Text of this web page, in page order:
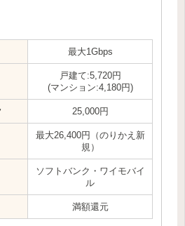
最大1Gbps
戸建て:5,720円
(マンション:4,180円)
25,000円
最大26,400円（のりかえ新
規）
ソフトバンク・ワイモバイ
ル
満額還元